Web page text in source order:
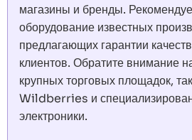
магазины и бренды.
оборудование известных
предлагающих гарантии
клиентов. Обратите внимание
крупных торговых площадок,
Wildberries и
электроники.